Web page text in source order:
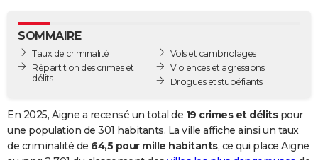
GUIDES D'ACHAT
BONS PLANS
Carte de Noël
Carte Bonne année
Carte Saint-Valentin
Carte Pâques
Carte d'anniversaire
DICTIONNAIRE
Dictionnaire
Biographies
Citations
Expressions
Proverbes
SOMMAIRE
Taux de criminalité
Répartition des crimes et
délits
Vols et cambriolages
Violences et agressions
Drogues et stupéfiants
En 2025, Aigne a recensé un total de 19 crimes et délitspour
une population de 301 habitants. La ville affiche ainsi un taux
de criminalité de 64,5 pour mille habitants, ce qui place Aigne